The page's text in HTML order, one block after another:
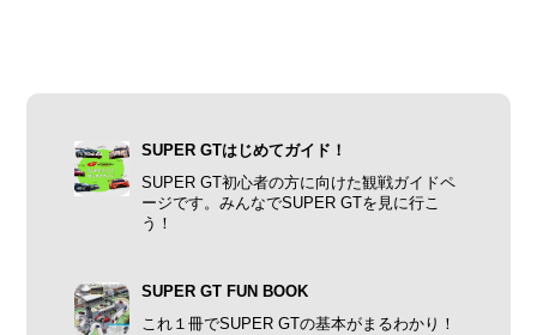
SUPER GTはじめてガイド！
SUPER GT初心者の方に向けた観戦ガイドペ
ージです。みんなでSUPER GTを見に行こ
う！
SUPER GT FUN BOOK
これ１冊でSUPER GTの基本がまるわかり！